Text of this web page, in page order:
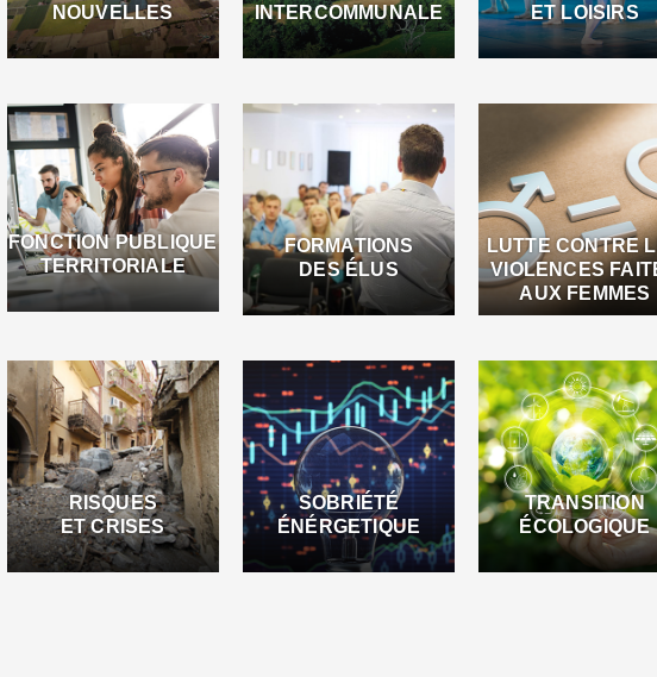
NOUVELLES
INTERCOMMUNALE
ET LOISIRS
FONCTION PUBLIQUE
TERRITORIALE
FORMATIONS
DES ÉLUS
LUTTE CONTRE
VIOLENCES
AUX FEMMES
RISQUES
ET CRISES
SOBRIÉTÉ
ÉNÉRGETIQUE
TRANSITION
ÉCOLOGIQUE